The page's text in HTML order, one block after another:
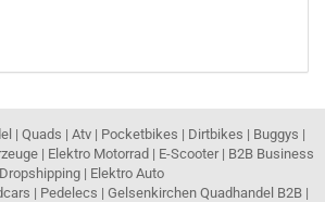
| Quads | Atv | Pocketbikes | Dirtbikes | Buggys |
| Elektro Motorrad | E-Scooter | B2B Business
Dropshipping | Elektro Auto
| Pedelecs | Gelsenkirchen Quadhandel B2B |